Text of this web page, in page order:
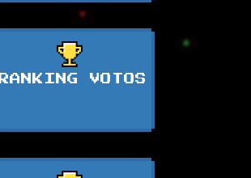
RANKING VOTOS